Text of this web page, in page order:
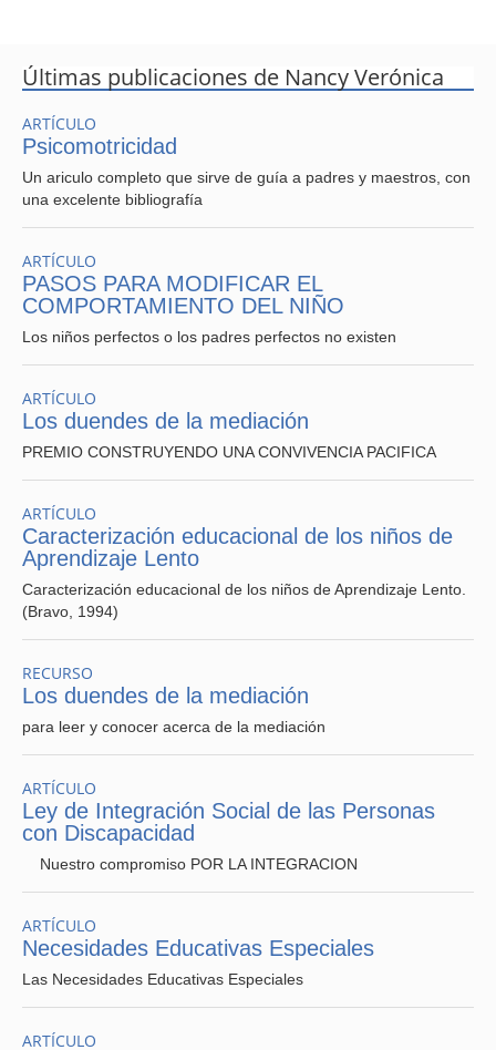
Últimas publicaciones de Nancy Verónica
ARTÍCULO
Psicomotricidad
Un ariculo completo que sirve de guía a padres y maestros, con
una excelente bibliografía
ARTÍCULO
PASOS PARA MODIFICAR EL
COMPORTAMIENTO DEL NIÑO
Los niños perfectos o los padres perfectos no existen
ARTÍCULO
Los duendes de la mediación
PREMIO CONSTRUYENDO UNA CONVIVENCIA PACIFICA
ARTÍCULO
Caracterización educacional de los niños de
Aprendizaje Lento
Caracterización educacional de los niños de Aprendizaje Lento.
(Bravo, 1994)
RECURSO
Los duendes de la mediación
para leer y conocer acerca de la mediación
ARTÍCULO
Ley de Integración Social de las Personas
con Discapacidad
Nuestro compromiso POR LA INTEGRACION
ARTÍCULO
Necesidades Educativas Especiales
Las Necesidades Educativas Especiales
ARTÍCULO